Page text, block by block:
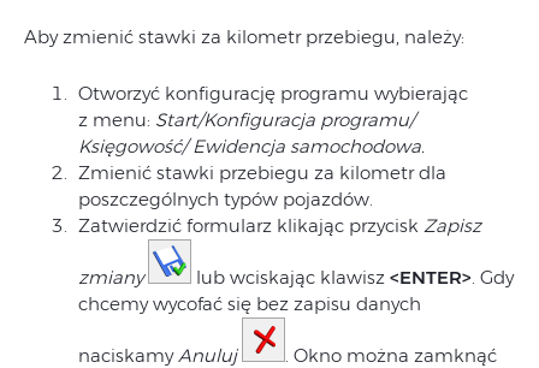
Aby zmienić stawki za kilometr przebiegu, należy:
Otworzyć konfigurację programu wybierając
z menu: Start/Konfiguracja programu/
Księgowość/ Ewidencja samochodowa.
Zmienić stawki przebiegu za kilometr dla
poszczególnych typów pojazdów.
Zatwierdzić formularz klikając przycisk Zapisz
zmiany lub wciskając klawisz <ENTER>. Gdy
chcemy wycofać się bez zapisu danych
naciskamyAnuluj
. Okno można zamknąć